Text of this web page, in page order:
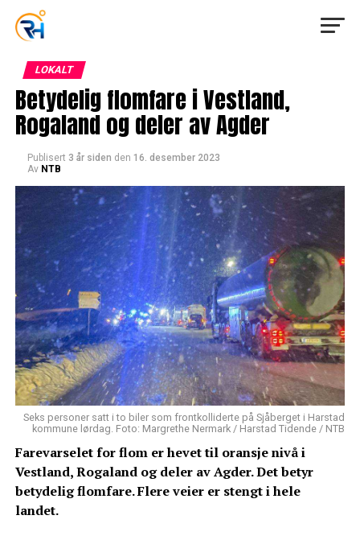
LOKALT
Betydelig flomfare i Vestland,
Rogaland og deler av Agder
Publisert 3 år siden den 16. desember 2023
Av NTB
Seks personer satt i to biler som frontkolliderte på Sjåberget i Harstad
kommune lørdag. Foto: Margrethe Nermark / Harstad Tidende / NTB
Farevarselet for flom er hevet til oransje nivå i
Vestland, Rogaland og deler av Agder. Det betyr
betydelig flomfare. Flere veier er stengt i hele
landet.